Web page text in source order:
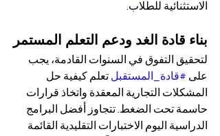
الاستثنائية للطلاب.
بناء قادة الغد ودعم التعلم المستمر
لتحقيق التفوق في السنوات القادمة، يجب
على #قادة_المستقبل تعلم كيفية حل
المشكلات التجارية المعقدة واتخاذ قرارات
حاسمة تحت الضغط. تتجاوز أفضل البرامج
الدراسية اليوم الاختبارات التقليدية القائمة